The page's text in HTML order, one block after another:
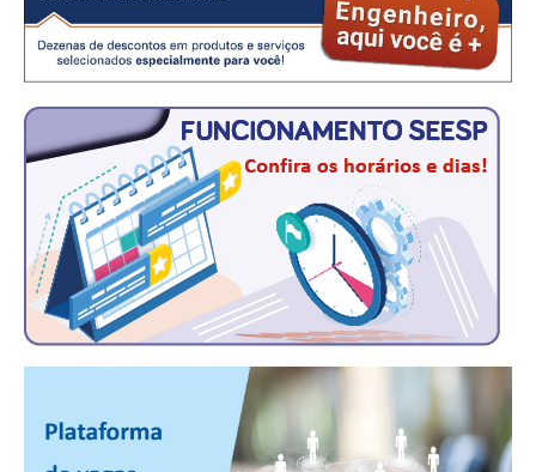
PERSONALIDADES DA TECNOLOGIA
TRANSPARÊNCIA
JURÍDICO
CONSULTORIA
ACORDOS, CONVENÇÕES E DISSÍDIOS
CONTRIBUIÇÕES
CONTRIBUIÇÃO ASSISTENCIAL
CONTRIBUIÇÃO ASSOCIATIVA OU ANUIDADE DE SÓCIO